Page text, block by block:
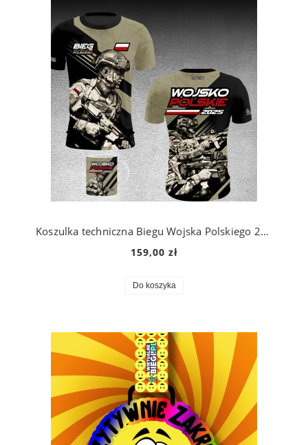
Koszulka techniczna Biegu Wojska Polskiego 2025
159,00 zł
Do koszyka